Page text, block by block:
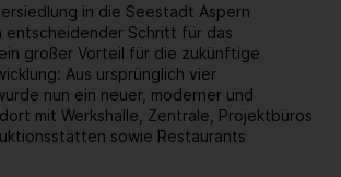
in die Seestadt Aspern
entscheidender Schritt für das
großer Vorteil für die zukünftige
Aus ursprünglich vier
nun ein neuer, moderner und
mit Werkshalle, Zentrale, Projektbüros
sowie Restaurants